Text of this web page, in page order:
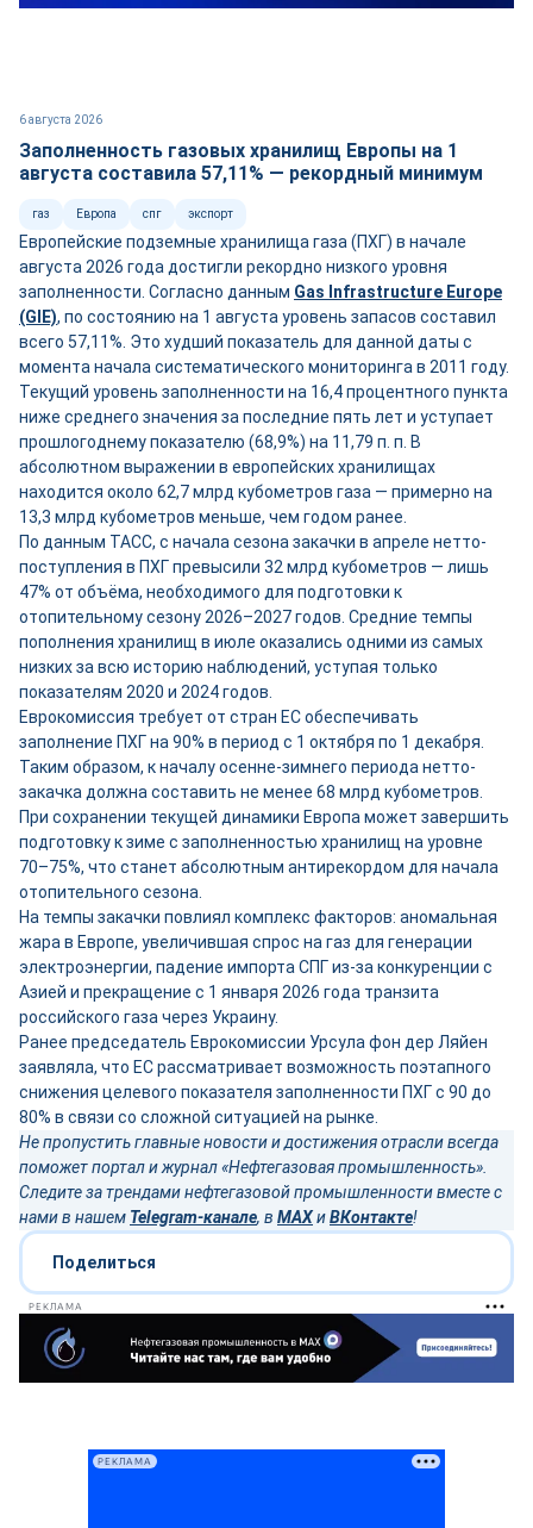
6 августа 2026
Заполненность газовых хранилищ Европы на 1
августа составила 57,11% — рекордный минимум
газ Европа спг экспорт
Европейские подземные хранилища газа (ПХГ) в начале
августа 2026 года достигли рекордно низкого уровня
заполненности. Согласно данным Gas Infrastructure Europe
(GIE), по состоянию на 1 августа уровень запасов составил
всего 57,11%. Это худший показатель для данной даты с
момента начала систематического мониторинга в 2011 году.
Текущий уровень заполненности на 16,4 процентного пункта
ниже среднего значения за последние пять лет и уступает
прошлогоднему показателю (68,9%) на 11,79 п. п. В
абсолютном выражении в европейских хранилищах
находится около 62,7 млрд кубометров газа — примерно на
13,3 млрд кубометров меньше, чем годом ранее.
По данным ТАСС, с начала сезона закачки в апреле нетто-
поступления в ПХГ превысили 32 млрд кубометров — лишь
47% от объёма, необходимого для подготовки к
отопительному сезону 2026–2027 годов. Средние темпы
пополнения хранилищ в июле оказались одними из самых
низких за всю историю наблюдений, уступая только
показателям 2020 и 2024 годов.
Еврокомиссия требует от стран ЕС обеспечивать
заполнение ПХГ на 90% в период с 1 октября по 1 декабря.
Таким образом, к началу осенне-зимнего периода нетто-
закачка должна составить не менее 68 млрд кубометров.
При сохранении текущей динамики Европа может завершить
подготовку к зиме с заполненностью хранилищ на уровне
70–75%, что станет абсолютным антирекордом для начала
отопительного сезона.
На темпы закачки повлиял комплекс факторов: аномальная
жара в Европе, увеличившая спрос на газ для генерации
электроэнергии, падение импорта СПГ из-за конкуренции с
Азией и прекращение с 1 января 2026 года транзита
российского газа через Украину.
Ранее председатель Еврокомиссии Урсула фон дер Ляйен
заявляла, что ЕС рассматривает возможность поэтапного
снижения целевого показателя заполненности ПХГ с 90 до
80% в связи со сложной ситуацией на рынке.
Не пропустить главные новости и достижения отрасли всегда
поможет портал и журнал «Нефтегазовая промышленность».
Следите за трендами нефтегазовой промышленности вместе с
нами в нашем Telegram-канале, в MAXиВКонтакте!
Поделиться
РЕКЛАМА
РЕКЛАМА